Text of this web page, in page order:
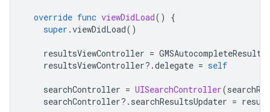
override func viewDidLoad()
{
super .viewDidLoad()
resultsViewController =
resultsViewController?.delegate = self
searchController = UISearchController(
searchController?. searchResultsUpdater =